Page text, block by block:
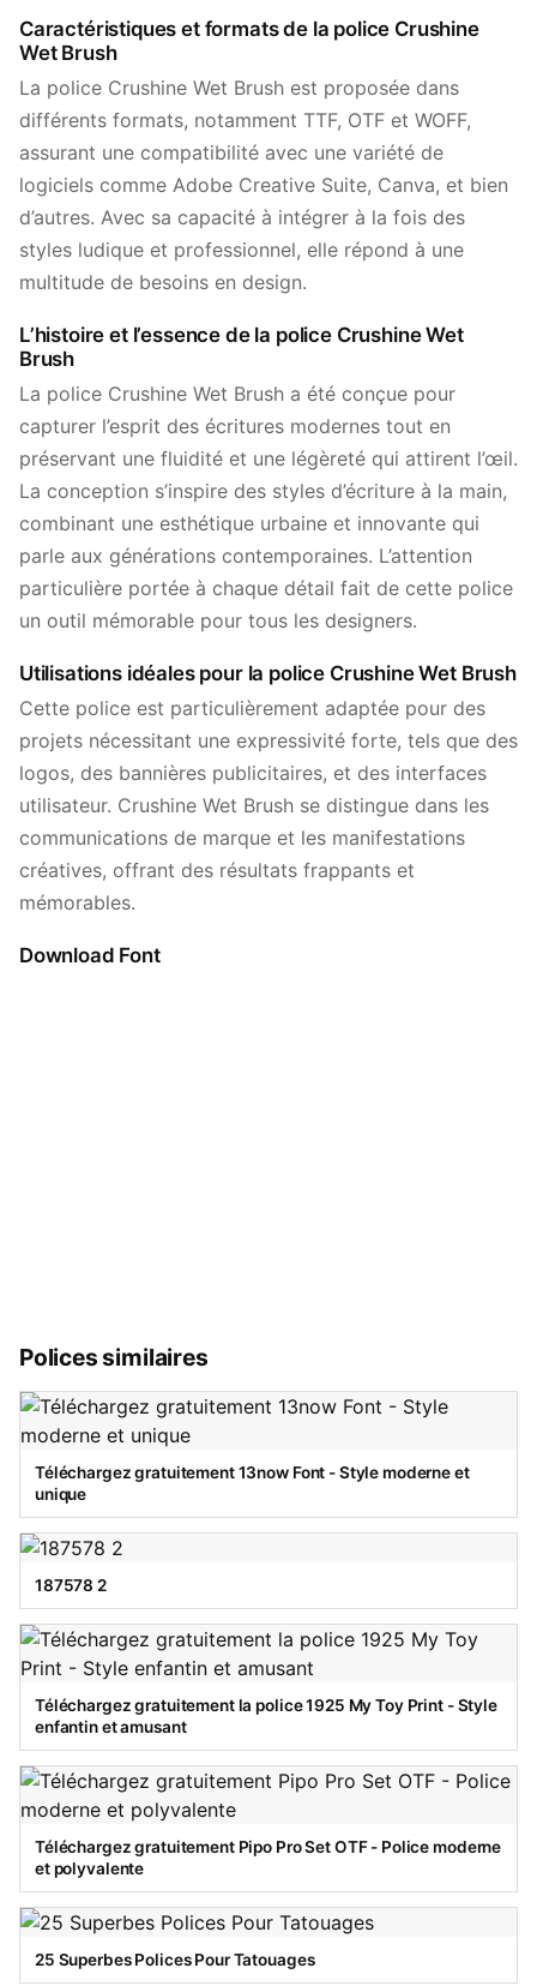
Caractéristiques et formats de la police Crushine
Wet Brush
La police Crushine Wet Brush est proposée dans
différents formats, notamment TTF, OTF et WOFF,
assurant une compatibilité avec une variété de
logiciels comme Adobe Creative Suite, Canva, et bien
d’autres. Avec sa capacité à intégrer à la fois des
styles ludique et professionnel, elle répond à une
multitude de besoins en design.
L’histoire et l’essence de la police Crushine Wet
Brush
La police Crushine Wet Brush a été conçue pour
capturer l’esprit des écritures modernes tout en
préservant une fluidité et une légèreté qui attirent l’œil.
La conception s’inspire des styles d’écriture à la main,
combinant une esthétique urbaine et innovante qui
parle aux générations contemporaines. L’attention
particulière portée à chaque détail fait de cette police
un outil mémorable pour tous les designers.
Utilisations idéales pour la police Crushine Wet Brush
Cette police est particulièrement adaptée pour des
projets nécessitant une expressivité forte, tels que des
logos, des bannières publicitaires, et des interfaces
utilisateur. Crushine Wet Brush se distingue dans les
communications de marque et les manifestations
créatives, offrant des résultats frappants et
mémorables.
Download Font
Polices similaires
Téléchargez gratuitement 13now Font - Style moderne et
unique
187578 2
Téléchargez gratuitement la police 1925 My Toy Print - Style
enfantin et amusant
Téléchargez gratuitement Pipo Pro Set OTF - Police moderne
et polyvalente
25 Superbes Polices Pour Tatouages